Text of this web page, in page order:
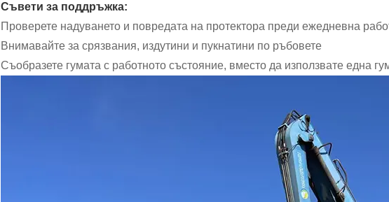
Съвети за поддръжка:
Проверете надуването и повредата на протектора преди ежедневна
Внимавайте за срязвания, издутини и пукнатини по ръбовете
Съобразете гумата с работното състояние, вместо да използвате една